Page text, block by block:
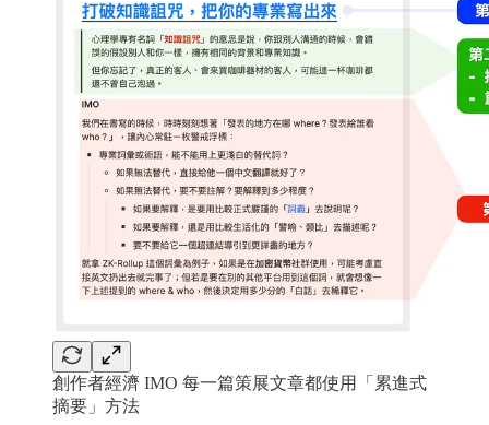
創作者經濟 IMO 每一篇策展文章都使用「累進式
摘要」方法